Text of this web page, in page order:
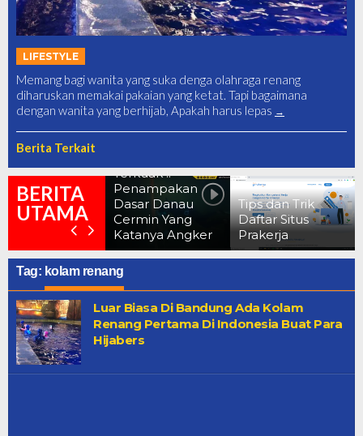
LIFESTYLE
Memang bagi wanita yang suka denga olahraga renang
diharuskan memakai pakaian yang ketat. Tapi bagaimana
dengan wanita yang berhijab, Apakah harus lepas
Berita Terkait
BERITA
UTAMA
Terkuak !!
Penampakan
Dasar Danau
Cermin Yang
Katanya Angker
Tips dan Trik
Daftar Situs
Prakerja
10 Foto
After
Corona Saat
Lockdown
Tag: kolam renang
Luar Biasa Di Bandung Ada Kolam
Renang Pertama Di Indonesia Buat Para
Hijabers